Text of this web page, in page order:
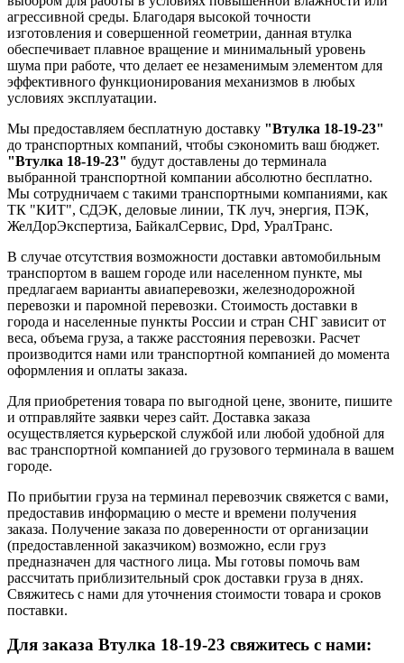
агрессивной среды. Благодаря высокой точности
изготовления и совершенной геометрии, данная втулка
обеспечивает плавное вращение и минимальный уровень
шума при работе, что делает ее незаменимым элементом для
эффективного функционирования механизмов в любых
условиях эксплуатации.
Мы предоставляем бесплатную доставку "Втулка 18-19-23"
до транспортных компаний, чтобы сэкономить ваш бюджет.
"Втулка 18-19-23" будут доставлены до терминала
выбранной транспортной компании абсолютно бесплатно.
Мы сотрудничаем с такими транспортными компаниями, как
ТК "КИТ", СДЭК, деловые линии, ТК луч, энергия, ПЭК,
ЖелДорЭкспертиза, БайкалСервис, Dpd, УралТранс.
В случае отсутствия возможности доставки автомобильным
транспортом в вашем городе или населенном пункте, мы
предлагаем варианты авиаперевозки, железнодорожной
перевозки и паромной перевозки. Стоимость доставки в
города и населенные пункты России и стран СНГ зависит от
веса, объема груза, а также расстояния перевозки. Расчет
производится нами или транспортной компанией до момента
оформления и оплаты заказа.
Для приобретения товара по выгодной цене, звоните, пишите
и отправляйте заявки через сайт. Доставка заказа
осуществляется курьерской службой или любой удобной для
вас транспортной компанией до грузового терминала в вашем
городе.
По прибытии груза на терминал перевозчик свяжется с вами,
предоставив информацию о месте и времени получения
заказа. Получение заказа по доверенности от организации
(предоставленной заказчиком) возможно, если груз
предназначен для частного лица. Мы готовы помочь вам
рассчитать приблизительный срок доставки груза в днях.
Свяжитесь с нами для уточнения стоимости товара и сроков
поставки.
Для заказа Втулка 18-19-23 свяжитесь с нами: